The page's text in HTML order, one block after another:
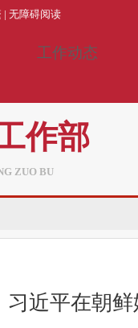
| 无障碍阅读
工作动态
作部
ZUO BU
习近平在朝